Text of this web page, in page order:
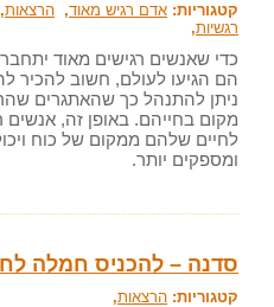
קטגוריות: אדם רגיש מאוד, הרצאות,
רגשיות,
כדי שאנשים רגישים מאוד
הם הגיעו לעולם, חשוב להכיר
ניתן להתנהל כך שהאתגרים
מקום בחייהם. באופן זה, אנשים
לחיים שלהם ממקום של כוח
ומספקים יותר.
סדנה – להכניס חמלה
קטגוריות: הרצאות,